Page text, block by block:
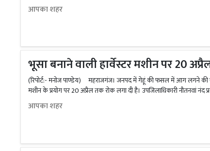
आपका शहर
भूसा बनाने वाली हार्वेस्टर मशीन पर 20
(रिपोर्ट:- मनोज पाण्डेय) महराजगंज। जनपद में गेहूं की फसल में आग लगने की
मशीन के प्रयोग पर 20 अप्रैल तक रोक लगा दी है। उपजिलाधिकारी नौतनवां नंद
आपका शहर